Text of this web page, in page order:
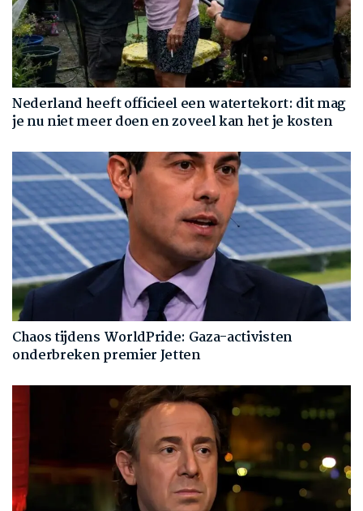
Nederland heeft officieel een watertekort: dit mag
je nu niet meer doen en zoveel kan het je kosten
Chaos tijdens WorldPride: Gaza-activisten
onderbreken premier Jetten